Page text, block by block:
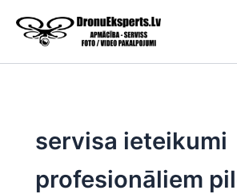
content
servisa ieteikumi
profesionāliem